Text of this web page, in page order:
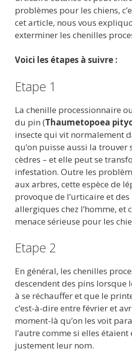
problèmes pour les chiens,
cet article, nous vous
exterminer les chenilles
Voici les étapes à suivre :
Etape 1
La chenille processionnaire
du pin (Thaumetopoea
insecte qui vit normalement
qu’on puisse aussi la trouver
cèdres – et elle peut se
infestation. Outre les
aux arbres, cette espèce de
provoque de l’urticaire et
allergiques chez l’homme, et
menace sérieuse pour les
Etape 2
En général, les chenilles
descendent des pins lorsque
à se réchauffer et que le
c’est-à-dire entre février et
moment-là qu’on les voit
l’autre comme si elles étaient
justement leur nom.